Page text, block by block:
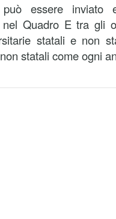
essere inviato
nel Quadro E tra gli
statali e non
statali come ogni